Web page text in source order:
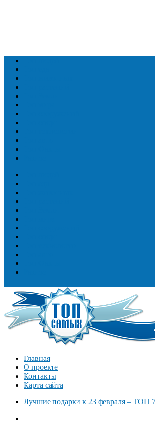
Главная
О проекте
Контакты
Карта сайта
Лучшие подарки к 23 февраля – ТОП 7